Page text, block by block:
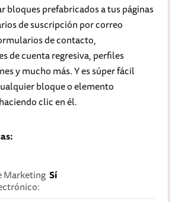
bloques prefabricados a tus páginas
de suscripción por correo
de contacto,
de cuenta regresiva, perfiles
y mucho más. Y es súper fácil
bloque o elemento
clic en él.
Marketing Sí